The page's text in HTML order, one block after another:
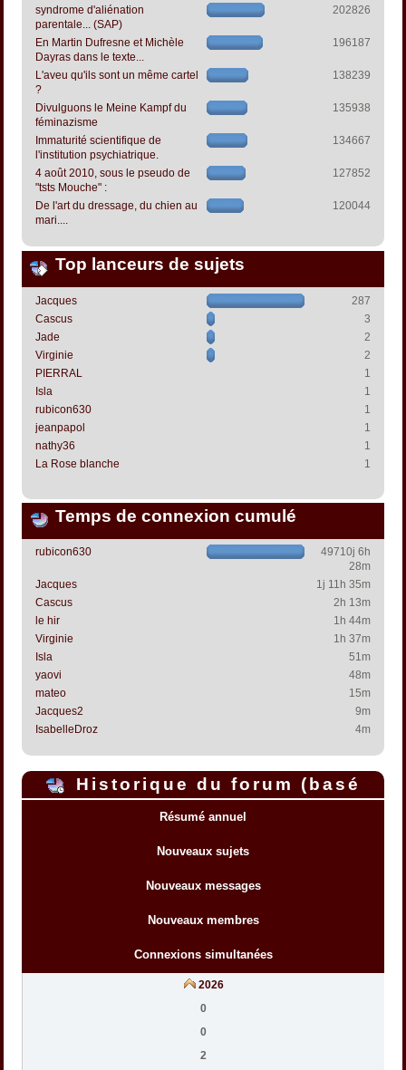
syndrome d'aliénation
parentale... (SAP)
202826
En Martin Dufresne et Michèle
Dayras dans le texte...
196187
L'aveu qu'ils sont un même cartel
?
138239
Divulguons le Meine Kampf du
féminazisme
135938
Immaturité scientifique de
l'institution psychiatrique.
134667
4 août 2010, sous le pseudo de
"tsts Mouche" :
127852
De l'art du dressage, du chien au
mari....
120044
Top lanceurs de sujets
Jacques
287
Cascus
3
Jade
2
Virginie
2
PIERRAL
1
Isla
1
rubicon630
1
jeanpapol
1
nathy36
1
La Rose blanche
1
Temps de connexion cumulé
rubicon630
49710j 6h
28m
Jacques
1j 11h 35m
Cascus
2h 13m
le hir
1h 44m
Virginie
1h 37m
Isla
51m
yaovi
48m
mateo
15m
Jacques2
9m
IsabelleDroz
4m
Historique du forum (basé
sur l'heure interne du forum)
Résumé annuel
Nouveaux sujets
Nouveaux messages
Nouveaux membres
Connexions simultanées
2026
0
0
2